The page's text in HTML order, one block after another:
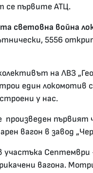
се първите АТЦ.
световна война
5556
на ЛВЗ
един локомотив
у нас.
произведен първият
вагон в завод
участъка Септември
вагона.